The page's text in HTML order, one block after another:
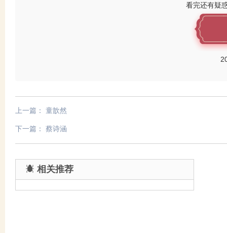
看完还有疑
上一篇： 童歆然
下一篇： 蔡诗涵
相关推荐